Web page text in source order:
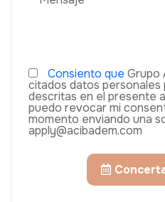
Consiento que Grupo
citados datos personales
descritas en el presente
puedo revocar mi
momento enviando una
apply@acibadem.com